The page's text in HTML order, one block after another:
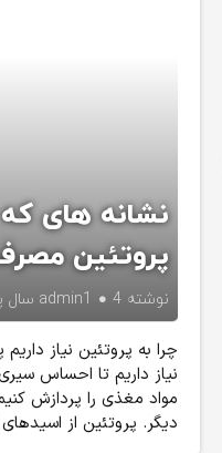
نشانه های
پروتئین
نوشته admin1 4 سال پیش
چرا به پروتئین نیاز
نیاز داریم تا احساس
مواد مغذی را پردازش
دیگر. پروتئین از